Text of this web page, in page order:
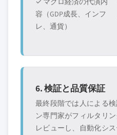
容（GDP成長、インフ
レ、通貨）
6. 検証と品質保証
最終段階では人による
ン専門家がフィルタリ
レビューし、自動化シ